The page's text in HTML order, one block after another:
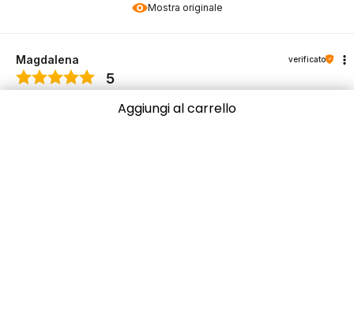
Aggiungi al carrello
Mostra originale
Magdalena verificato
5